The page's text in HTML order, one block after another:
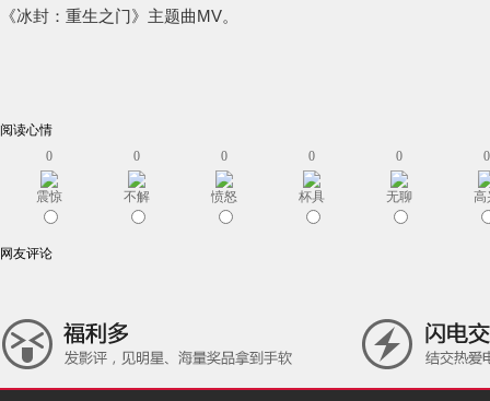
《冰封：重生之门》主题曲MV。
阅读心情
0
震惊
0
不解
0
愤怒
0
杯具
0
无聊
0
高
网友评论